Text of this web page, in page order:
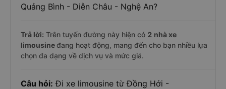
Quảng Bình - Diễn Châu - Nghệ An?
Trả lời: Trên tuyến đường này hiện có 2 nhà xe
limousineđang hoạt động, mang đến cho bạn nhiều lựa
chọn đa dạng về dịch vụ và mức giá.
Câu hỏi: Đi xe limousine từ Đồng Hới -